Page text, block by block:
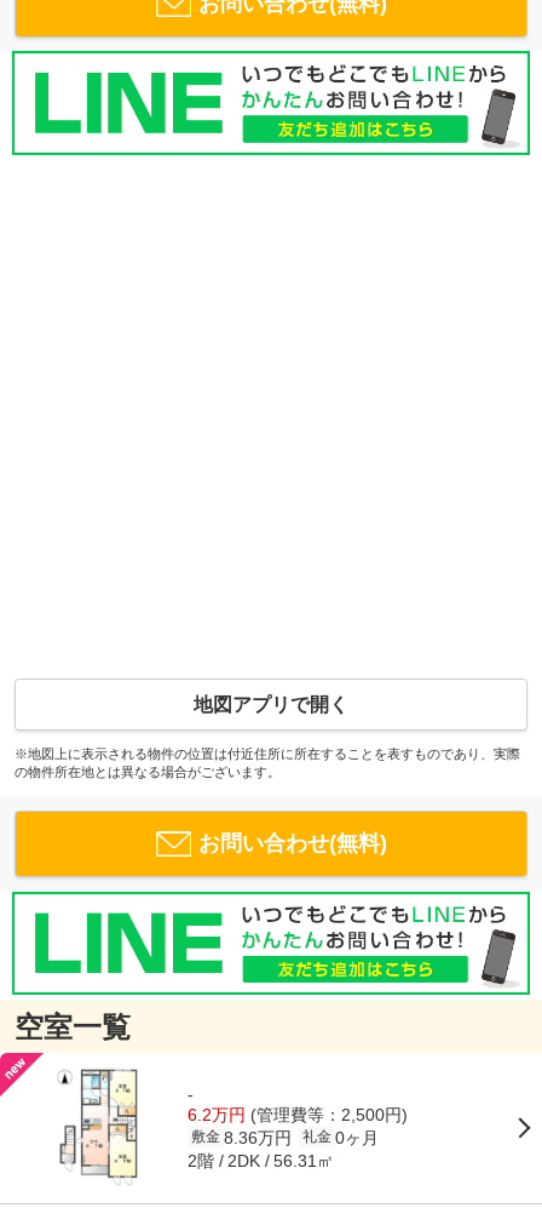
地図アプリで開く
※地図上に表示される物件の位置は付近住所に所在することを表すものであり、実際
の物件所在地とは異なる場合がございます。
お問い合わせ(無料)
空室一覧
-
6.2万円 (管理費等：2,500円)
敷金 8.36万円 礼金 0ヶ月
2階 2DK 56.31㎡